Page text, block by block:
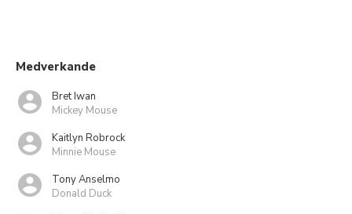
Medverkande
Bret Iwan
Mickey Mouse
Kaitlyn Robrock
Minnie Mouse
Tony Anselmo
Donald Duck